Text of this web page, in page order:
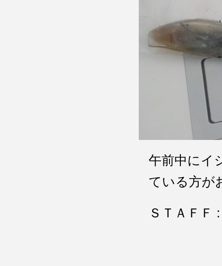
午前中にイ
ている方が
ＳＴＡＦＦ